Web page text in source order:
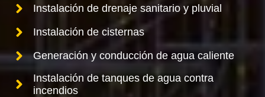
Instalación de drenaje sanitario y pluvial
Instalación de cisternas
Generación y conducción de agua caliente
Instalación de tanques de agua contra
incendios